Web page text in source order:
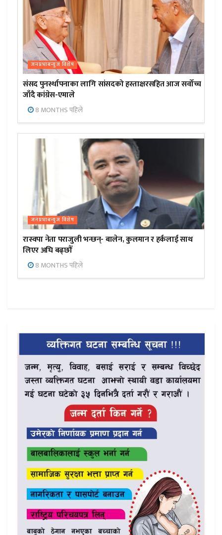
जनप्रभाबन्युज विशेष
संसद पुनर्स्थापनाका लागि सांसदको हस्ताक्षरसहित आज सर्वोच्च
जाँदै कांग्रेस-एमाले
8 MONTHS पहिले
जनप्रभाबन्युज विशेष
रास्वपा नेता पराजुली भन्छन्- बालेन, कुलमान र हर्कलाई साथ
लिएर अघि बढ्छौँ
8 MONTHS पहिले